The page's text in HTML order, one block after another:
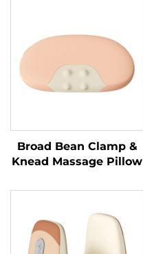
Broad Bean Clamp &
Knead Massage Pillow